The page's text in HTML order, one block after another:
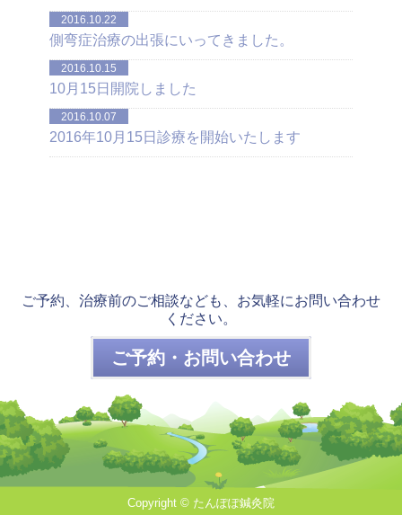
2016.10.22
側弯症治療の出張にいってきました。
2016.10.15
10月15日開院しました
2016.10.07
2016年10月15日診療を開始いたします
ご予約、治療前のご相談なども、お気軽にお問い合わせ
ください。
ご予約・お問い合わせ
Copyright © たんぽぽ鍼灸院